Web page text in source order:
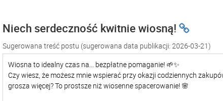
Niech serdeczność kwitnie wiosną!
Sugerowana treść postu (sugerowana data publikacji: 2026-03-21)